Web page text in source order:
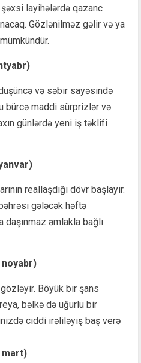
layihələrdə qazanc
Gözlənilməz gəlir və ya
və səbir sayəsində
bürcə maddi sürprizlər və
günlərdə yeni iş təklifi
reallaşdığı dövr başlayır.
gələcək həftə
əmlakla bağlı
Böyük bir şans
bəlkə də uğurlu bir
ciddi irəliləyiş baş verə
mart)